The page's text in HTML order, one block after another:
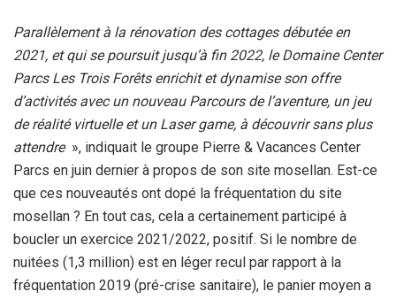
Parallèlement à la rénovation des cottages débutée en
2021, et qui se poursuit jusqu’à fin 2022, le Domaine Center
Parcs Les Trois Forêts enrichit et dynamise son offre
d’activités avec un nouveau Parcours de l’aventure, un jeu
de réalité virtuelle et un Laser game, à découvrir sans plus
attendre », indiquait le groupe Pierre & Vacances Center
Parcs en juin dernier à propos de son site mosellan. Est-ce
que ces nouveautés ont dopé la fréquentation du site
mosellan ? En tout cas, cela a certainement participé à
boucler un exercice 2021/2022, positif. Si le nombre de
nuitées (1,3 million) est en léger recul par rapport à la
fréquentation 2019 (pré-crise sanitaire), le panier moyen a